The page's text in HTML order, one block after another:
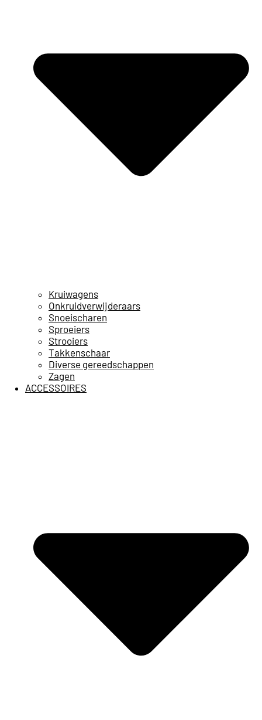
Kruiwagens
Onkruidverwijderaars
Snoeischaren
Sproeiers
Strooiers
Takkenschaar
Diverse gereedschappen
Zagen
ACCESSOIRES